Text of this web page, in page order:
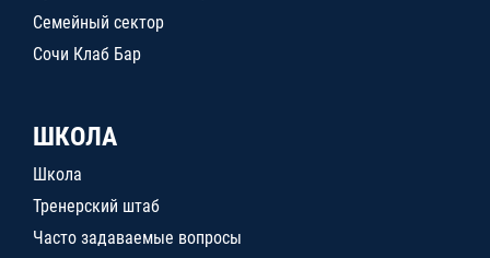
Семейный сектор
Сочи Клаб Бар
ШКОЛА
Школа
Тренерский штаб
Часто задаваемые вопросы